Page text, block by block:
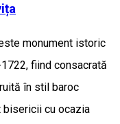
monument istoric
fiind consacrată
în stil baroc
bisericii cu ocazia